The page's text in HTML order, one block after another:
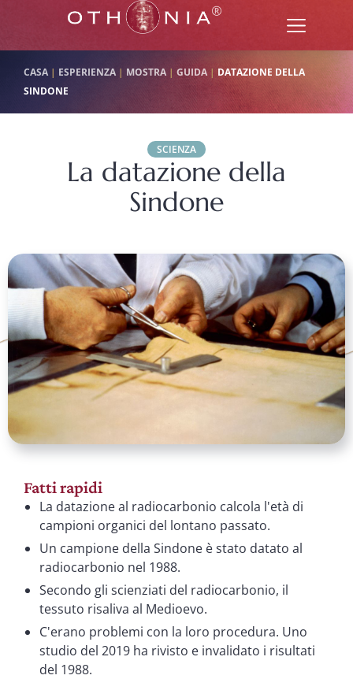
CASA| ESPERIENZA | MOSTRA | GUIDA | DATAZIONE DELLA
SINDONE
SCIENZA
La datazione della
Sindone
Fatti rapidi
La datazione al radiocarbonio calcola l'età di
campioni organici del lontano passato.
Un campione della Sindone è stato datato al
radiocarbonio nel 1988.
Secondo gli scienziati del radiocarbonio, il
tessuto risaliva al Medioevo.
C'erano problemi con la loro procedura. Uno
studio del 2019 ha rivisto e invalidato i risultati
del 1988.